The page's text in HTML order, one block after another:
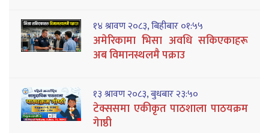
१४ श्रावण २०८३, बिहीबार ०१:५५
अमेरिकामा भिसा अवधि सकिएकाहरू
अब विमानस्थलमै पक्राउ
१३ श्रावण २०८३, बुधबार २३:५०
टेक्ससमा एकीकृत पाठशाला पाठयक्रम
गेाष्ठी